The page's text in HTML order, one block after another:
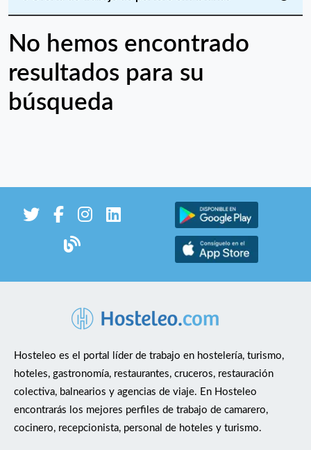
No hemos encontrado
resultados para su
búsqueda
Hosteleo es el portal líder de trabajo en hostelería, turismo,
hoteles, gastronomía, restaurantes, cruceros, restauración
colectiva, balnearios y agencias de viaje. En Hosteleo
encontrarás los mejores perfiles de trabajo de camarero,
cocinero, recepcionista, personal de hoteles y turismo.